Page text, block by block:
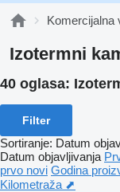
Komercijalna
Izotermni
40 oglasa:
Filter
Sortiranje: Datum
Datum objavljivanja
prvo novi Godina
Kilometraža ⬈